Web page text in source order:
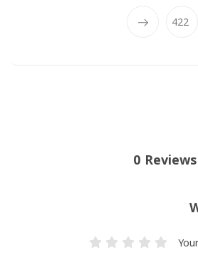
422
0 Reviews